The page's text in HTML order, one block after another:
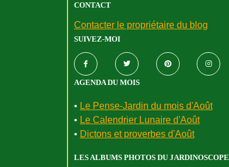
CONTACT
Contacter le propriétaire du blog
SUIVEZ-MOI
AGENDA DU MOIS
• Le Pense-Jardin du mois d'Août
• Le Calendrier Lunaire d'Août
• Dictons et proverbes d'Août
LES ALBUMS PHOTOS DU JARDINOSCOPE